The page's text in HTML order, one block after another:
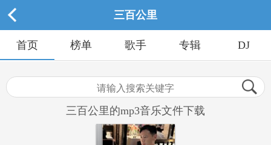
三百公里
首页 榜单 歌手 专辑 DJ
三百公里的mp3音乐文件下载